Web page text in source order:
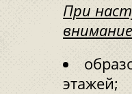
При
этажей;